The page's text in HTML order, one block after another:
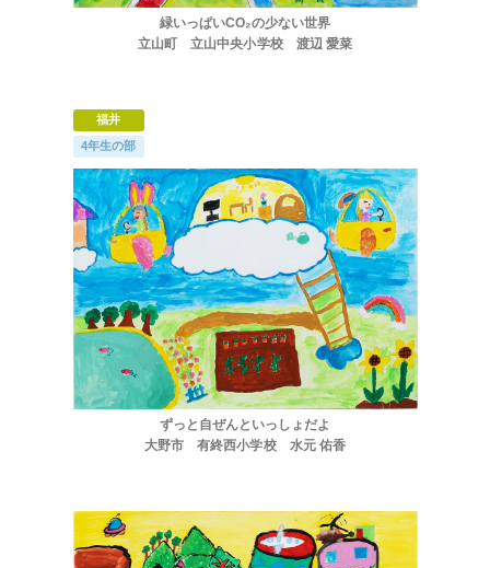
ほくげんこんカフェ
緑いっぱいCO₂の少ない世界
立山町 立山中央小学校 渡辺 愛菜
福井
4年生の部
ずっと自ぜんといっしょだよ
大野市 有終西小学校 水元 佑香